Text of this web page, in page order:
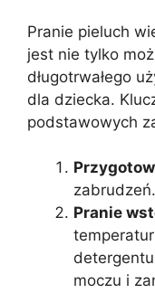
Pranie pieluch
jest nie tylko
długotrwałego
dla dziecka.
podstawowych
zabrudzeń.
Pranie
moczu i